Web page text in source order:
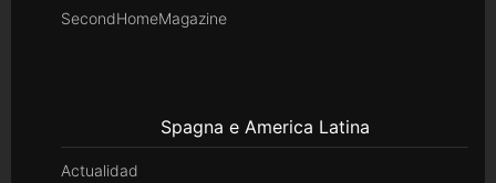
SecondHomeMagazine
Spagna e America Latina
Actualidad